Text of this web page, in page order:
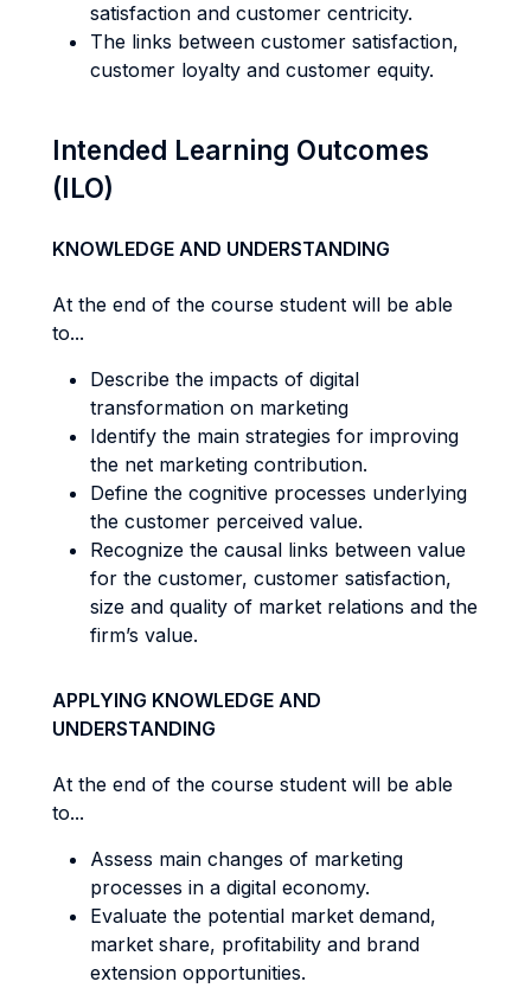
satisfaction and customer centricity.
The links between customer satisfaction,
customer loyalty and customer equity.
Intended Learning Outcomes
(ILO)
KNOWLEDGE AND UNDERSTANDING
At the end of the course student will be able
to...
Describe the impacts of digital
transformation on marketing
Identify the main strategies for improving
the net marketing contribution.
Define the cognitive processes underlying
the customer perceived value.
Recognize the causal links between value
for the customer, customer satisfaction,
size and quality of market relations and the
firm’s value.
APPLYING KNOWLEDGE AND
UNDERSTANDING
At the end of the course student will be able
to...
Assess main changes of marketing
processes in a digital economy.
Evaluate the potential market demand,
market share, profitability and brand
extension opportunities.